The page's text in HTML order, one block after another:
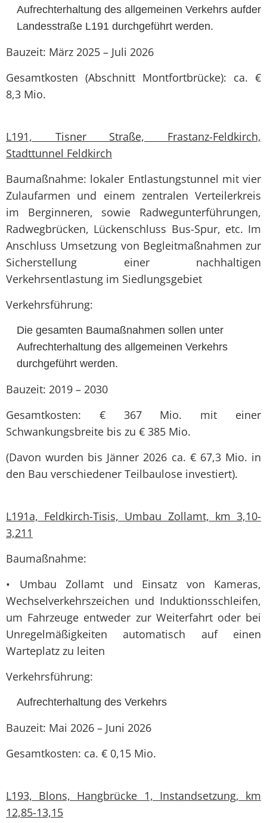
Aufrechterhaltung des allgemeinen Verkehrs aufder
Landesstraße L191 durchgeführt werden.
Bauzeit: März 2025 – Juli 2026
Gesamtkosten (Abschnitt Montfortbrücke): ca. €
8,3 Mio.
L191, Tisner Straße, Frastanz-Feldkirch,
Stadttunnel Feldkirch
Baumaßnahme: lokaler Entlastungstunnel mit vier
Zulaufarmen und einem zentralen Verteilerkreis
im Berginneren, sowie Radwegunterführungen,
Radwegbrücken, Lückenschluss Bus-Spur, etc. Im
Anschluss Umsetzung von Begleitmaßnahmen zur
Sicherstellung einer nachhaltigen
Verkehrsentlastung im Siedlungsgebiet
Verkehrsführung:
Die gesamten Baumaßnahmen sollen unter
Aufrechterhaltung des allgemeinen Verkehrs
durchgeführt werden.
Bauzeit: 2019 – 2030
Gesamtkosten: € 367 Mio. mit einer
Schwankungsbreite bis zu € 385 Mio.
(Davon wurden bis Jänner 2026 ca. € 67,3 Mio. in
den Bau verschiedener Teilbaulose investiert).
L191a, Feldkirch-Tisis, Umbau Zollamt, km 3,10-
3,211
Baumaßnahme:
• Umbau Zollamt und Einsatz von Kameras,
Wechselverkehrszeichen und Induktionsschleifen,
um Fahrzeuge entweder zur Weiterfahrt oder bei
Unregelmäßigkeiten automatisch auf einen
Warteplatz zu leiten
Verkehrsführung:
Aufrechterhaltung des Verkehrs
Bauzeit: Mai 2026 – Juni 2026
Gesamtkosten: ca. € 0,15 Mio.
L193, Blons, Hangbrücke 1, Instandsetzung, km
12,85-13,15